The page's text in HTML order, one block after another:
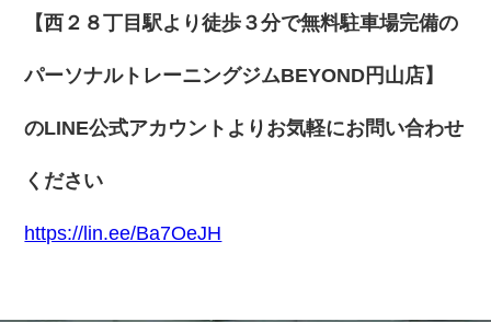
【西２８丁目駅より徒歩３分で無料駐車場完備の
パーソナルトレーニングジムBEYOND円山店】
のLINE公式アカウントよりお気軽にお問い合わせ
ください
https://lin.ee/Ba7OeJH